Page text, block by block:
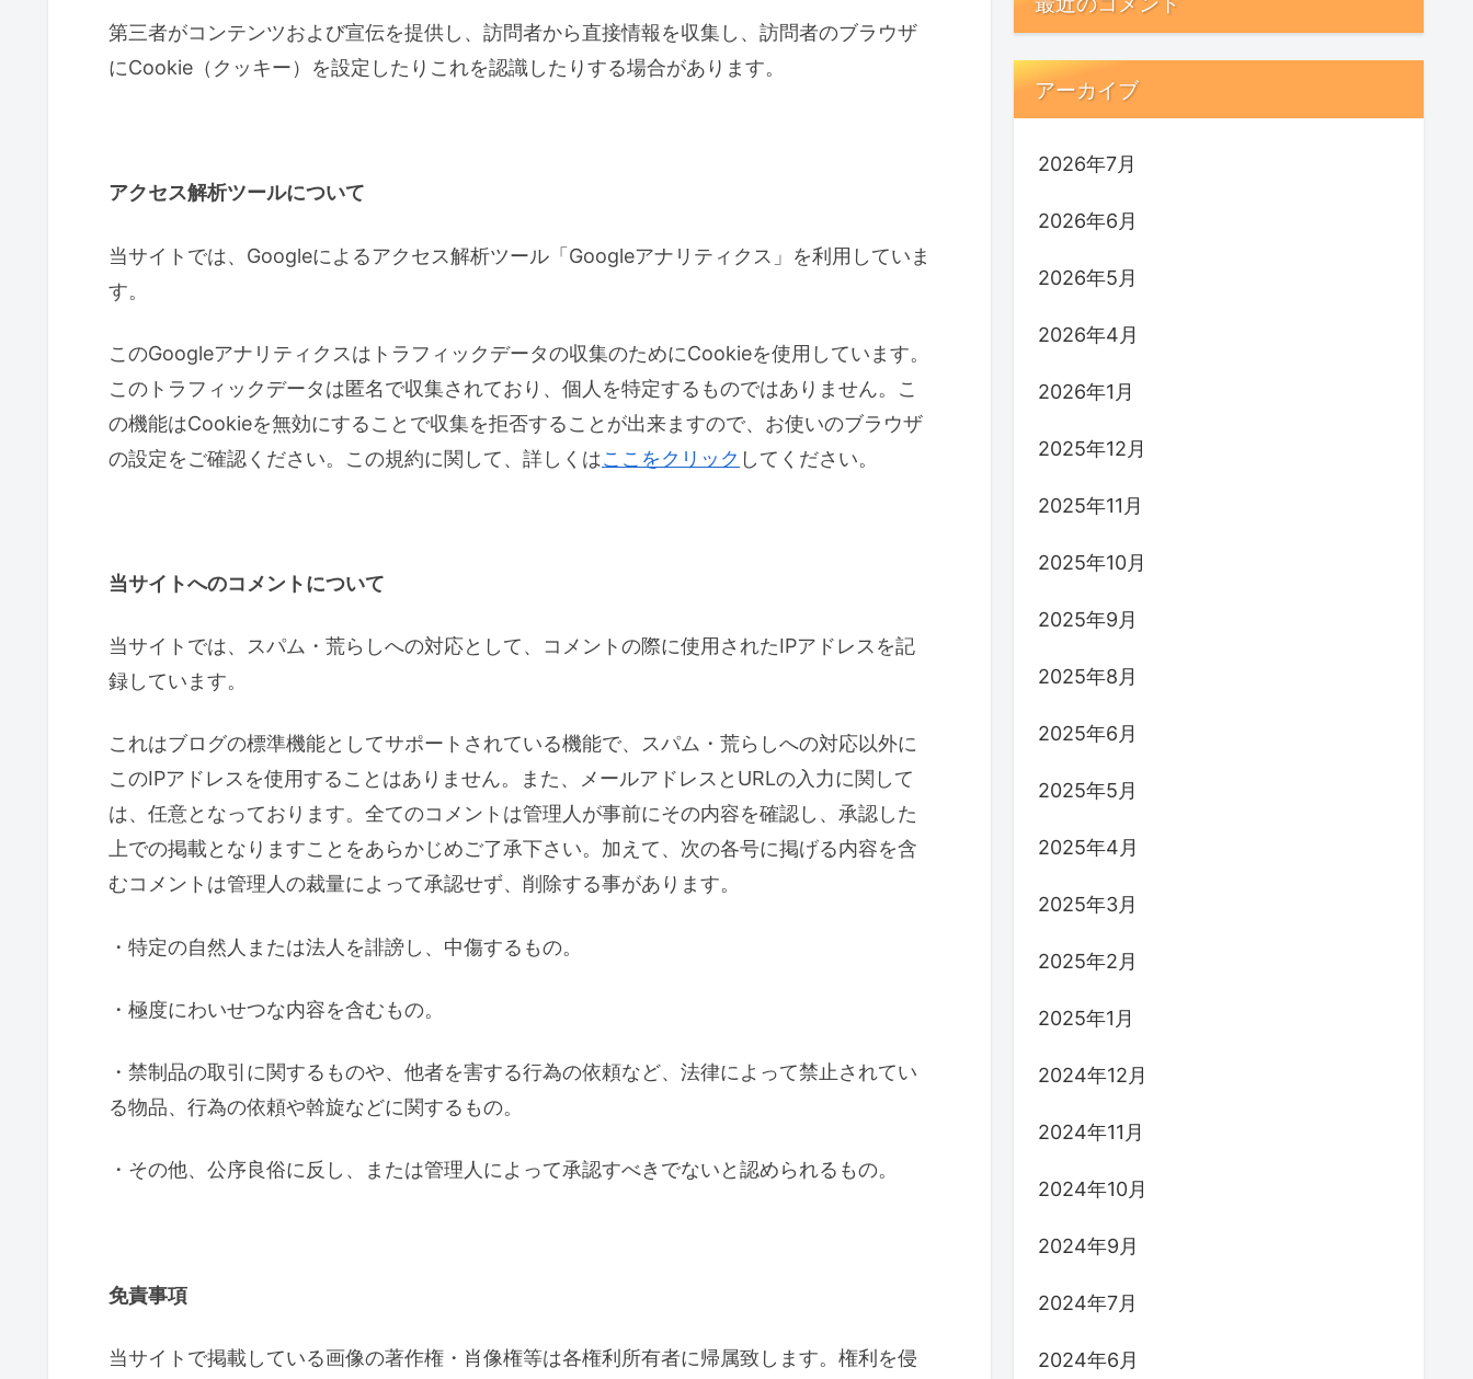
第三者がコンテンツおよび宣伝を提供し、訪問者から直接情報を収集し、訪問者のブラウザ
にCookie（クッキー）を設定したりこれを認識したりする場合があります。
アクセス解析ツールについて
当サイトでは、Googleによるアクセス解析ツール「Googleアナリティクス」を利用していま
す。
このGoogleアナリティクスはトラフィックデータの収集のためにCookieを使用しています。
このトラフィックデータは匿名で収集されており、個人を特定するものではありません。こ
の機能はCookieを無効にすることで収集を拒否することが出来ますので、お使いのブラウザ
の設定をご確認ください。この規約に関して、詳しくはここをクリック してください。
当サイトへのコメントについて
当サイトでは、スパム・荒らしへの対応として、コメントの際に使用されたIPアドレスを記
録しています。
これはブログの標準機能としてサポートされている機能で、スパム・荒らしへの対応以外に
このIPアドレスを使用することはありません。また、メールアドレスとURLの入力に関して
は、任意となっております。全てのコメントは管理人が事前にその内容を確認し、承認した
上での掲載となりますことをあらかじめご了承下さい。加えて、次の各号に掲げる内容を含
むコメントは管理人の裁量によって承認せず、削除する事があります。
・特定の自然人または法人を誹謗し、中傷するもの。
・極度にわいせつな内容を含むもの。
・禁制品の取引に関するものや、他者を害する行為の依頼など、法律によって禁止されてい
る物品、行為の依頼や斡旋などに関するもの。
・その他、公序良俗に反し、または管理人によって承認すべきでないと認められるもの。
免責事項
当サイトで掲載している画像の著作権・肖像権等は各権利所有者に帰属致します。権利を侵
アーカイブ
2026年7月
2026年6月
2026年5月
2026年4月
2026年1月
2025年12月
2025年11月
2025年10月
2025年9月
2025年8月
2025年6月
2025年5月
2025年4月
2025年3月
2025年2月
2025年1月
2024年12月
2024年11月
2024年10月
2024年9月
2024年7月
2024年6月